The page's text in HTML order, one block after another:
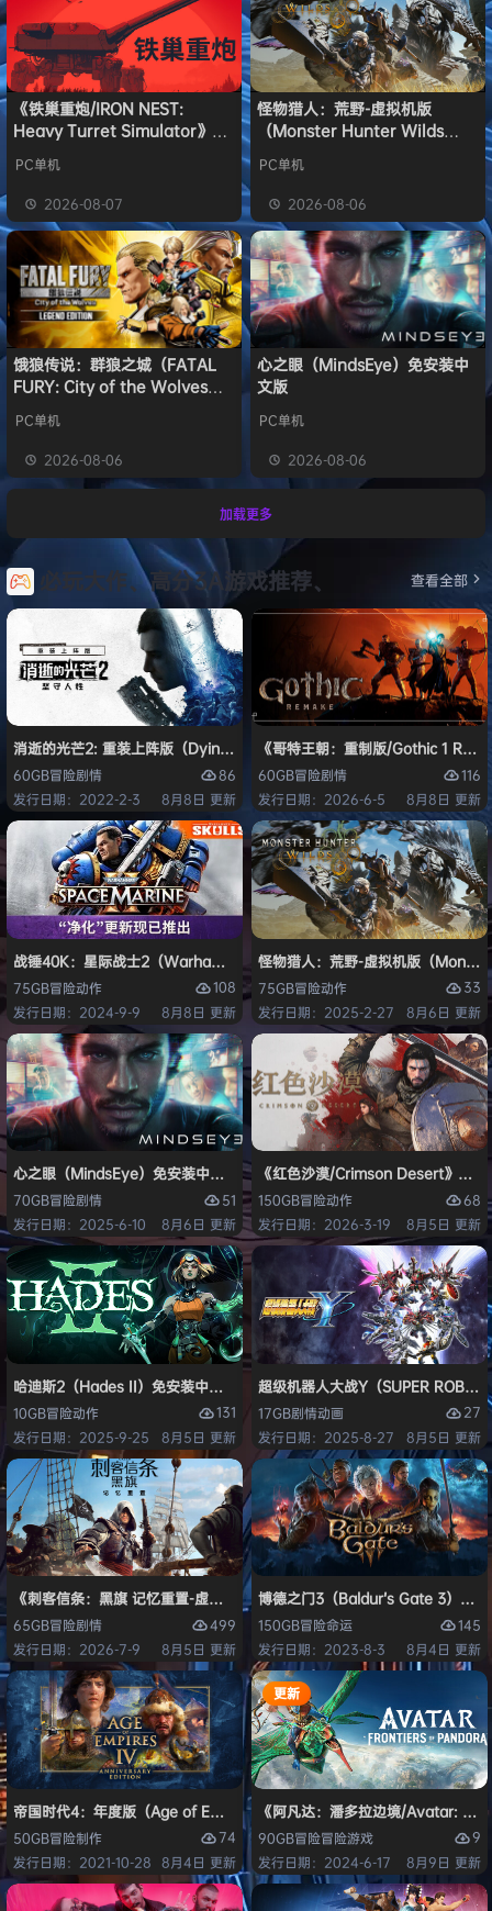
《铁巢重炮/IRON NEST:
Heavy Turret Simulator》免
PC单机
2026-08-07
怪物猎人：荒野-虚拟机版
（Monster Hunter Wilds
PC单机
2026-08-06
饿狼传说：群狼之城（FATAL
FURY: City of the Wolves）
PC单机
2026-08-06
心之眼（MindsEye）免安装中
文版
PC单机
2026-08-06
加载更多
必玩大作、高分3A游戏推荐、 查看全部
消逝的光芒2: 重装上阵版（Dying Light 2 Stay Human: Reloaded
60GB冒险剧情
86
发行日期：2022-2-3
8月8日 更新
《哥特王朝：重制版/Gothic 1
60GB冒险剧情
116
发行日期：2026-6-5
8月8日 更新
战锤40K：星际战士2（Warhammer 40,000: Space Marine 2）免安装
75GB冒险动作
108
发行日期：2024-9-9
8月8日 更新
怪物猎人：荒野-虚拟机版（
75GB冒险动作
33
发行日期：2025-2-27
8月6日 更新
心之眼（MindsEye）免安装中文版
70GB冒险剧情
51
发行日期：2025-6-10
8月6日 更新
《红色沙漠/Crimson Desert》免安
150GB冒险动作
68
发行日期：2026-3-19
8月5日 更新
哈迪斯2（Hades II）免安装中文版
10GB冒险动作
131
发行日期：2025-9-25
8月5日 更新
超级机器人大战Y（SUPER
17GB剧情动画
27
发行日期：2025-8-27
8月5日 更新
《刺客信条：黑旗 记忆重置-虚拟机版/Assassin’s Creed Black Flag
65GB冒险剧情
499
发行日期：2026-7-9
8月5日 更新
博德之门3（Baldur’s Gate 3）免安
150GB冒险命运
145
发行日期：2023-8-3
8月4日 更新
帝国时代4：年度版（Age of Empires IV: Anniversary Edition）免安装
50GB冒险制作
74
发行日期：2021-10-28 8月4日 更新
更新
《阿凡达：潘多拉边境/Avatar:
90GB冒险冒险游戏
9
发行日期：2024-6-17
8月9日 更新